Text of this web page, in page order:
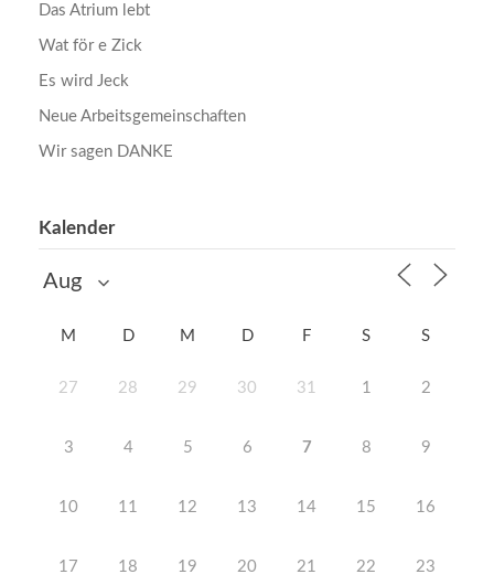
Das Atrium lebt
Wat för e Zick
Es wird Jeck
Neue Arbeitsgemeinschaften
Wir sagen DANKE
Kalender
M D M D F S S
27 28 29 30 31 1 2
3 4 5 6 7 8 9
10 11 12 13 14 15 16
17 18 19 20 21 22 23